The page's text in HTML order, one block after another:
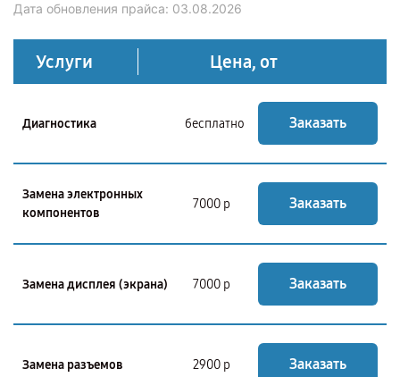
Дата обновления прайса: 03.08.2026
Услуги Цена, от
Диагностика бесплатно Заказать
Замена электронных
компонентов
7000 р Заказать
Замена дисплея (экрана) 7000 р Заказать
Замена разъемов 2900 р Заказать